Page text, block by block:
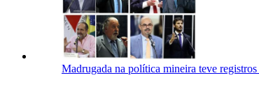
Madrugada na política mineira teve